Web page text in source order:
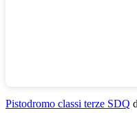
Pistodromo classi terze SDQ